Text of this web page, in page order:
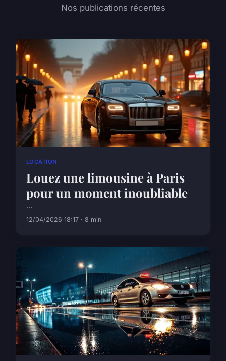
Nos publications récentes
LOCATION
Louez une limousine à Paris
pour un moment inoubliable
...
12/04/2026 18:17 · 8 min